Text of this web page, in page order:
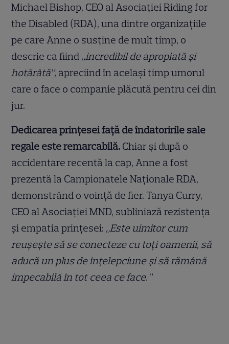
Michael Bishop, CEO al Asociației Riding for
the Disabled (RDA), una dintre organizațiile
pe care Anne o susține de mult timp, o
descrie ca fiind „incredibil de apropiată și
hotărâtă”, apreciind în același timp umorul
care o face o companie plăcută pentru cei din
jur.
Dedicarea prințesei față de îndatoririle sale
regale este remarcabilă. Chiar și după o
accidentare recentă la cap, Anne a fost
prezentă la Campionatele Naționale RDA,
demonstrând o voință de fier. Tanya Curry,
CEO al Asociației MND, subliniază rezistența
și empatia prințesei: „Este uimitor cum
reușește să se conecteze cu toți oamenii, să
aducă un plus de înțelepciune și să rămână
impecabilă în tot ceea ce face.”